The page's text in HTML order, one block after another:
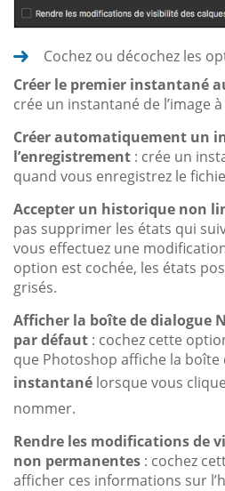
Cochez ou décochez les
Créer le premier instantané
crée un instantané de l’image
Créer automatiquement un
l’enregistrement : crée un
quand vous enregistrez le
Accepter un historique non
pas supprimer les états qui
vous effectuez une
option est cochée, les états
grisés.
Afficher la boîte de dialogue
par défaut : cochez cette
que Photoshop affiche la boîte
instantané lorsque vous
nommer.
Rendre les modifications de
non permanentes : cochez
afficher ces informations sur